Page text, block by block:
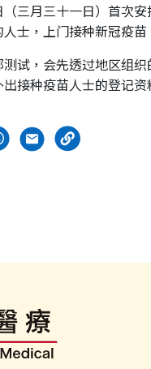
三月三十一日）首次
士，上门接种新冠疫苗
试，会先透过地区组
接种疫苗人士的登记资